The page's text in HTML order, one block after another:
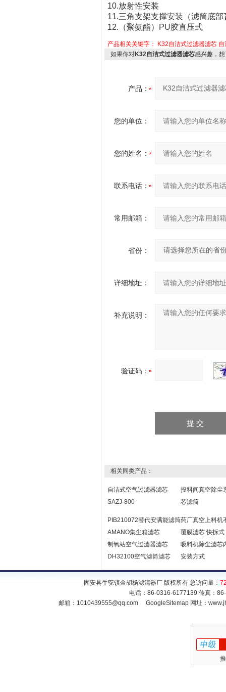
10.放射性安装
11.三角支架支撑安装（滤筒底部
12.（聚氨酯）PU胶直压式
产品相关关键字： K32自洁式过滤器滤芯 自
如果你对K32自洁式过滤器滤芯感兴趣，
产品：
您的单位：
您的姓名：
联系电话：
常用邮箱：
省份：
详细地址：
补充说明：
验证码：
相关同类产品：
自洁式空气过滤器滤芯
SAZJ-800
投料间真空除尘
芯滤筒
PIB210072替代安满能滤筒
AMANO集尘箱滤芯
药厂真空上料机
覆膜滤芯 快拆式
制氧站空气过滤器滤芯
DH32100空气滤筒滤芯
吸料机除尘滤芯
安装方式
固安县牛驼镇金胡杨滤清器厂 版权所有 总访问量：
电话：86-0316-6177139 传真：
邮箱： 1010439555@qq.com GoogleSitemap网址：